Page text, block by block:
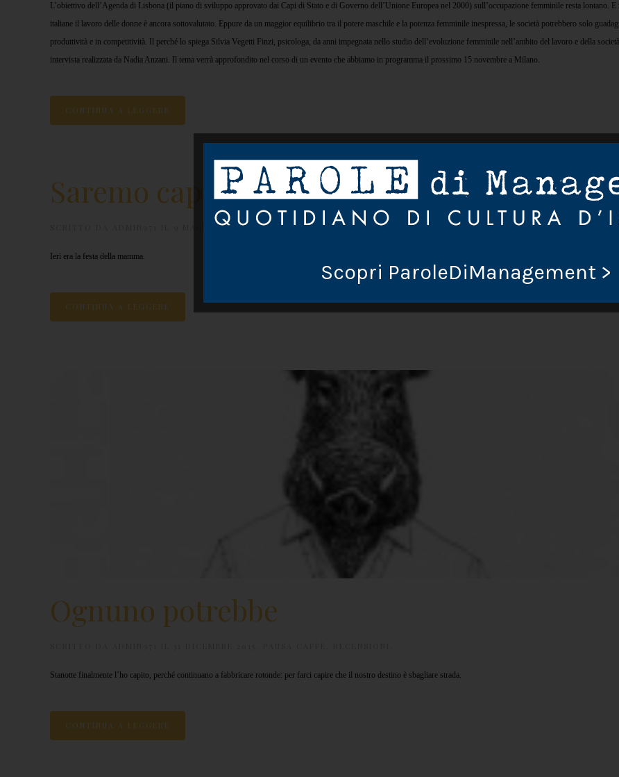
L’obiettivo dell’Agenda di Lisbona (il piano di sviluppo approvato dai Capi di Stato e di Governo dell’Unione Europea nel 2000) sull’occupazione femminile resta lontano. E
italiane il lavoro delle donne è ancora sottovalutato. Eppure da un maggior equilibrio tra il potere maschile e la potenza femminile inespressa, le società potrebbero solo
produttività e in competitività. Il perché lo spiega Silvia Vegetti Finzi, psicologa, da anni impegnata nello studio dell’evoluzione femminile nell’ambito del lavoro e della
intervista realizzata da Nadia Anzani. Il tema verrà approfondito nel corso di un evento che abbiamo in programma il prossimo 15 novembre a Milano.
CONTINUA A LEGGERE
Saremo capaci?
9 MAGGIO 2016. INCONTRI ,PAUSA CAFFÈ
eri era la festa della mamma.
CONTINUA A LEGGERE
Ognuno potrebbe
Stanotte finalmente l’ho capito, perché continuano a fabbricare rotonde: per farci capire che il nostro destino è sbagliare strada.
CONTINUA A LEGGERE
Scopri ParoleDiManagement >